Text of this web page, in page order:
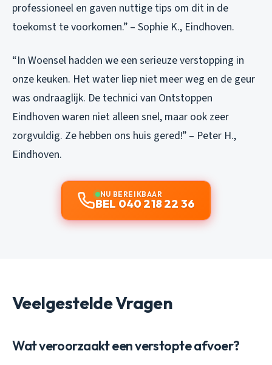
professioneel en gaven nuttige tips om dit in de
toekomst te voorkomen.” – Sophie K., Eindhoven.
“In Woensel hadden we een serieuze verstopping in
onze keuken. Het water liep niet meer weg en de geur
was ondraaglijk. De technici van Ontstoppen
Eindhoven waren niet alleen snel, maar ook zeer
zorgvuldig. Ze hebben ons huis gered!” – Peter H.,
Eindhoven.
NU BEREIKBAAR
BEL 040 218 22 36
Veelgestelde Vragen
Wat veroorzaakt een verstopte afvoer?